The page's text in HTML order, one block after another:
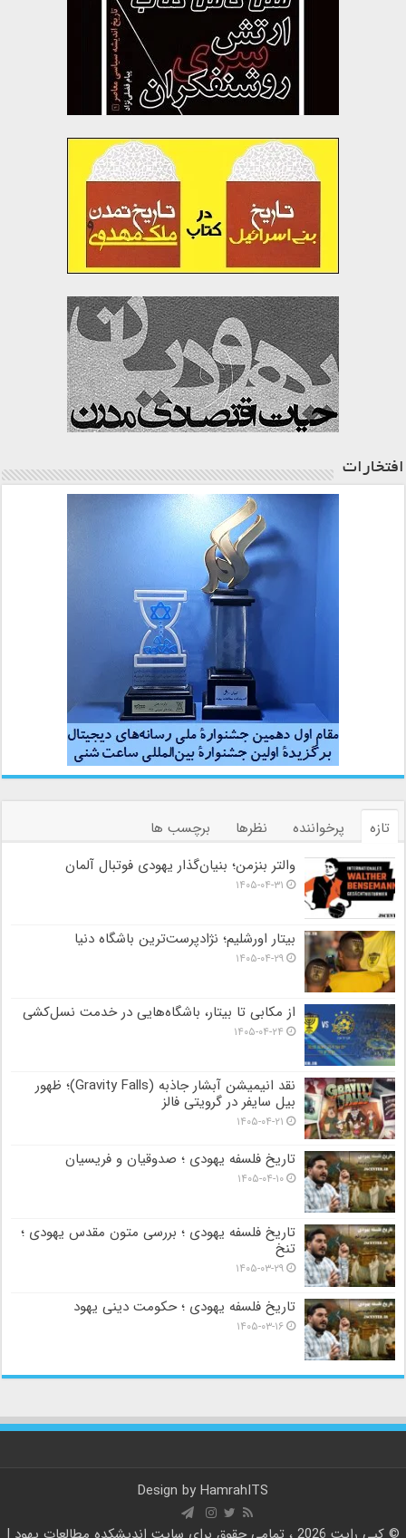
افتخارات
تازه پرخواننده نظرها
برچسب ها
والتر بنزمن؛ بنیان‌گذار یهودی فوتبال آلمان
۱۴۰۵-۰۴-۳۱
بیتار اورشلیم؛ نژادپرست‌ترین باشگاه دنیا
۱۴۰۵-۰۴-۲۹
از مکابی تا بیتار، باشگاه‌هایی در خدمت نسل‌کشی
۱۴۰۵-۰۴-۲۴
نقد انیمیشن آبشار جاذبه (Gravity Falls)؛ ظهور
بیل سایفر در گرویتی فالز
۱۴۰۵-۰۴-۲۱
تاریخ فلسفه یهودی ؛ صدوقیان و فریسیان
۱۴۰۵-۰۴-۱۰
تاریخ فلسفه یهودی ؛ بررسی متون مقدس یهودی ؛
تنخ
۱۴۰۵-۰۳-۲۹
تاریخ فلسفه یهودی ؛ حکومت دینی یهود
۱۴۰۵-۰۳-۱۶
Design by HamrahITS